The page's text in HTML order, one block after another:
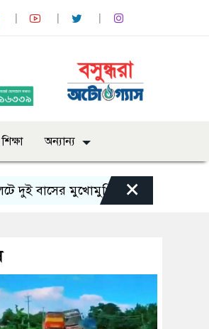
শিক্ষা অন্যান্য
বাসের মুখোমুখি সংঘর্ষে নিহত বেড়ে ৯
×